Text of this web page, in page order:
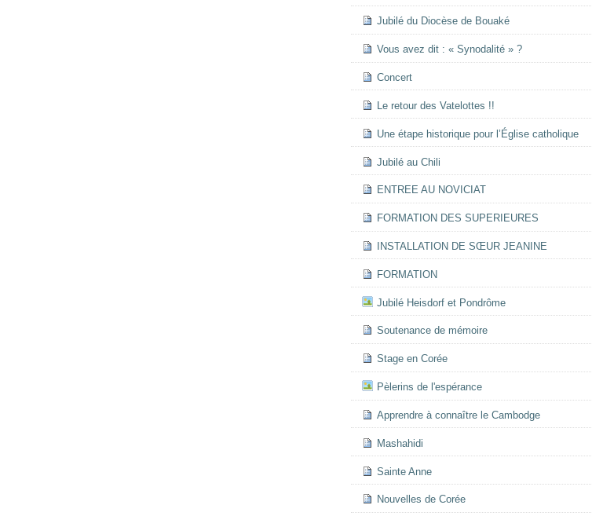
Jubilé du Diocèse de Bouaké
Vous avez dit : « Synodalité » ?
Concert
Le retour des Vatelottes !!
Une étape historique pour l’Église catholique
Jubilé au Chili
ENTREE AU NOVICIAT
FORMATION DES SUPERIEURES
INSTALLATION DE SŒUR JEANINE
FORMATION
Jubilé Heisdorf et Pondrôme
Soutenance de mémoire
Stage en Corée
Pèlerins de l'espérance
Apprendre à connaître le Cambodge
Mashahidi
Sainte Anne
Nouvelles de Corée